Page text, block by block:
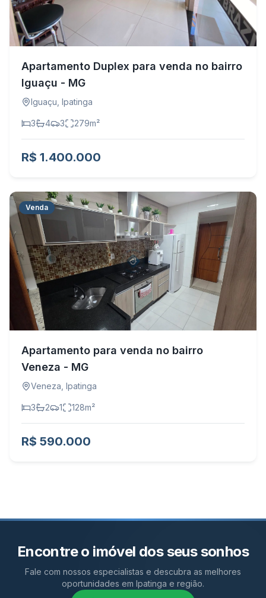
Apartamento Duplex para venda no bairro
Iguaçu - MG
Iguaçu Ipatinga
3 4 3 279m²
R$ 1.400.000
Venda
Apartamento para venda no bairro
Veneza - MG
Veneza Ipatinga
3 2 1 128m²
R$ 590.000
Encontre o imóvel dos seus sonhos
Fale com nossos especialistas e descubra as melhores
oportunidades em Ipatinga e região.